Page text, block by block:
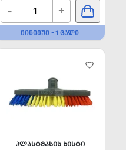
- +
ᲛᲘᲜᲘᲛᲣᲛ - 1 ᲪᲐᲚᲘ
ᲞᲚᲐᲡᲢᲛᲐᲡᲘᲡ ᲮᲘᲡᲢᲘ